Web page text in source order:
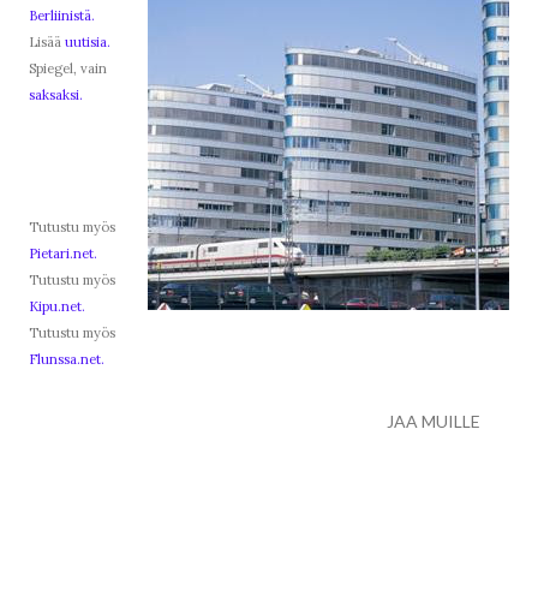
Berliinistä.
Lisää uutisia.
Spiegel, vain
saksaksi.
Tutustu myös
Pietari.net.
Tutustu myös
Kipu.net.
Tutustu myös
Flunssa.net.
JAA MUILLE